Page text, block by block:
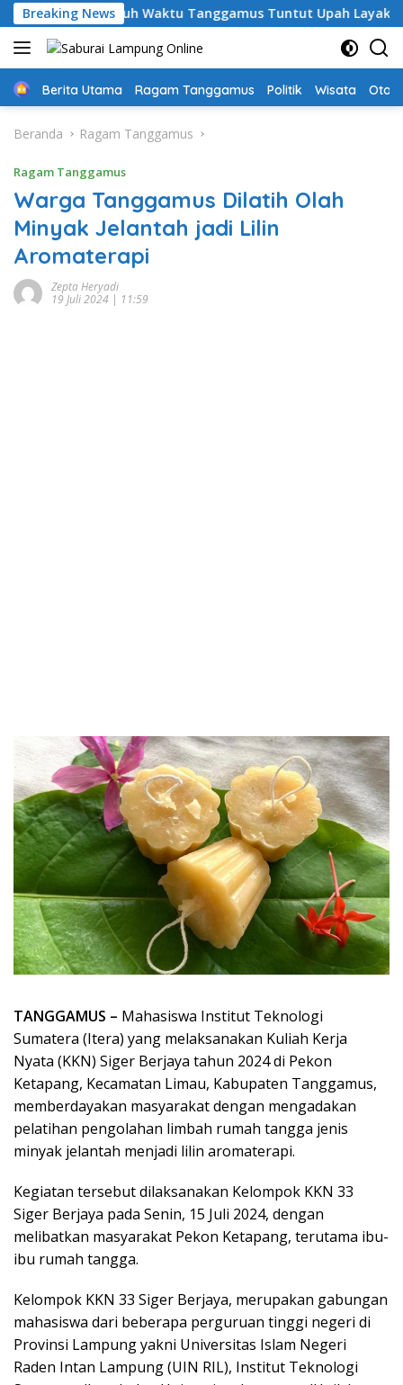
Langsung
ke
konten
Breaking News
PPPK Paruh Waktu Tanggamus Tuntut Upah Layak
Home
Berita Utama Ragam Tanggamus Politik Wisata Oto
Beranda Ragam Tanggamus
Ragam Tanggamus
Warga Tanggamus Dilatih Olah
Minyak Jelantah jadi Lilin
Aromaterapi
Zepta Heryadi
19 Juli 2024 | 11:59
TANGGAMUS – Mahasiswa Institut Teknologi
Sumatera (Itera) yang melaksanakan Kuliah Kerja
Nyata (KKN) Siger Berjaya tahun 2024 di Pekon
Ketapang, Kecamatan Limau, Kabupaten Tanggamus,
memberdayakan masyarakat dengan mengadakan
pelatihan pengolahan limbah rumah tangga jenis
minyak jelantah menjadi lilin aromaterapi.
Kegiatan tersebut dilaksanakan Kelompok KKN 33
Siger Berjaya pada Senin, 15 Juli 2024, dengan
melibatkan masyarakat Pekon Ketapang, terutama ibu-
ibu rumah tangga.
Kelompok KKN 33 Siger Berjaya, merupakan gabungan
mahasiswa dari beberapa perguruan tinggi negeri di
Provinsi Lampung yakni Universitas Islam Negeri
Raden Intan Lampung (UIN RIL), Institut Teknologi